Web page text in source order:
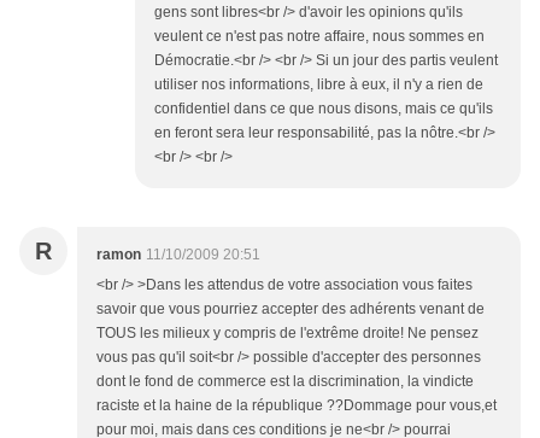
gens sont libres<br /> d'avoir les opinions qu'ils
veulent ce n'est pas notre affaire, nous sommes en
Démocratie.<br /> <br /> Si un jour des partis veulent
utiliser nos informations, libre à eux, il n'y a rien de
confidentiel dans ce que nous disons, mais ce qu'ils
en feront sera leur responsabilité, pas la nôtre.<br />
<br /> <br />
R ramon 11/10/2009 20:51
<br /> >Dans les attendus de votre association vous faites
savoir que vous pourriez accepter des adhérents venant de
TOUS les milieux y compris de l'extrême droite! Ne pensez
vous pas qu'il soit<br /> possible d'accepter des personnes
dont le fond de commerce est la discrimination, la vindicte
raciste et la haine de la république ??Dommage pour vous,et
pour moi, mais dans ces conditions je ne<br /> pourrai